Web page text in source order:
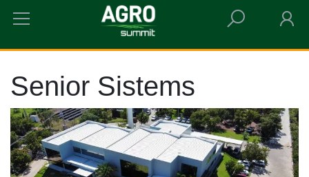
HOME SENIOR SISTEMS
Senior Sistems